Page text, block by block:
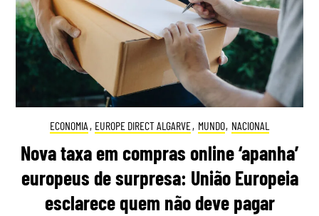
ECONOMIA , EUROPE DIRECT ALGARVE, MUNDO, NACIONAL
Nova taxa em compras online ‘apanha’
europeus de surpresa: União Europeia
esclarece quem não deve pagar